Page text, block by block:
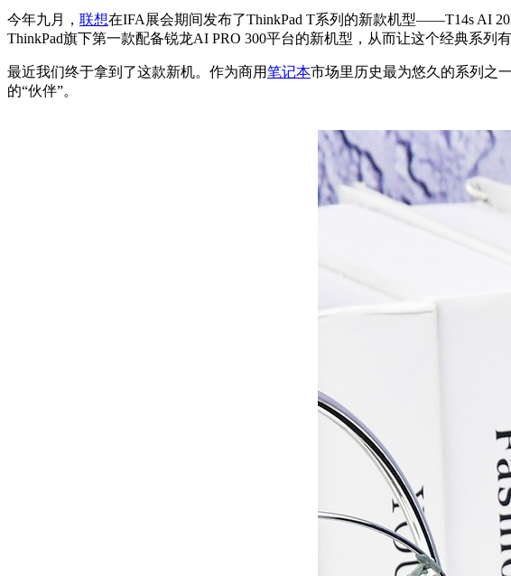
今年九月， 联想在IFA展会期间发布了ThinkPad T系列的新款机型——T14s AI
ThinkPad旗下第一款配备锐龙AI PRO 300平台的新机型，从而让这个经典系列
最近我们终于拿到了这款新机。作为商用笔记本市场里历史最为悠久的系列之
的“伙伴”。